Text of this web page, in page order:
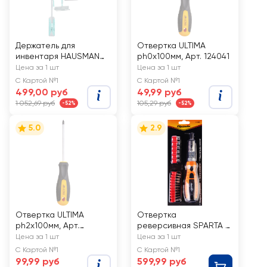
Держатель для
инвентаря HAUSMANN
Mop Holder, Арт. HM-
GM-0840
Цена за 1 шт
С Картой №1
499,00 руб
1 052,69 руб -52%
Отвертка ULTIMA
ph0x100мм, Арт. 124041
Цена за 1 шт
С Картой №1
49,99 руб
105,29 руб -52%
5.0
Отвертка ULTIMA
ph2x100мм, Арт.
124043
Цена за 1 шт
С Картой №1
99,99 руб
2.9
Отвертка
реверсивная SPARTA с
шарниром, биты
торцовые головки
18шт Арт. 115545
Цена за 1 шт
С Картой №1
599,99 руб